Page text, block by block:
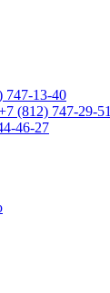
747-13-40
(812) 747-29-51
46-27